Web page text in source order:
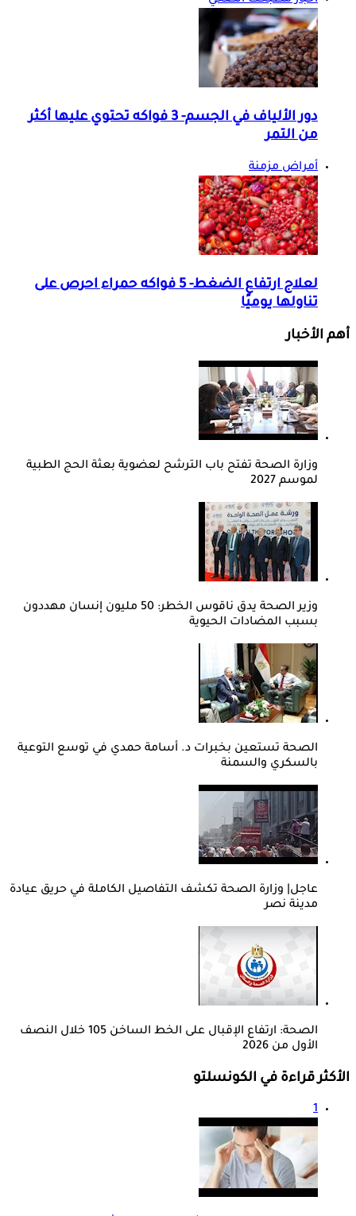
دور الألياف في الجسم- 3 فواكه تحتوي عليها أكثر
من التمر
أمراض مزمنة
لعلاج ارتفاع الضغط- 5 فواكه حمراء احرص على
تناولها يوميًا
أهم الأخبار
وزارة الصحة تفتح باب الترشح لعضوية بعثة الحج الطبية
لموسم 2027
وزير الصحة يدق ناقوس الخطر: 50 مليون إنسان مهددون
بسبب المضادات الحيوية
الصحة تستعين بخبرات د. أسامة حمدي في توسع التوعية
بالسكري والسمنة
عاجل| وزارة الصحة تكشف التفاصيل الكاملة في حريق عيادة
مدينة نصر
الصحة: ارتفاع الإقبال على الخط الساخن 105 خلال النصف
الأول من 2026
الأكثر قراءة في الكونسلتو
1